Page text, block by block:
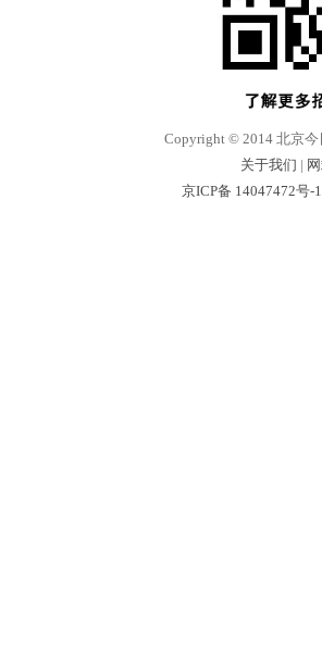
Copyright © 2014 北京今
关于我们 |
京ICP备 14047472号-